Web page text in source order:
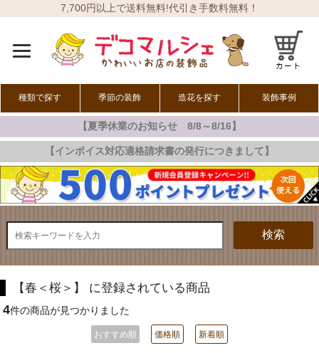
7,700円以上で送料無料!代引き手数料無料！
種類で探す 季節の装飾
春の装飾
夏の装飾
秋の装飾
冬の装飾
オールシーズン
造花を探す 装飾事例
【夏季休業のお知らせ 8/8～8/16】
【インボイス対応適格請求書の発行につきまして】
検索
【春＜桜＞】 に登録されている商品
4件の商品が見つかりました
おすすめ順 価格順 新着順